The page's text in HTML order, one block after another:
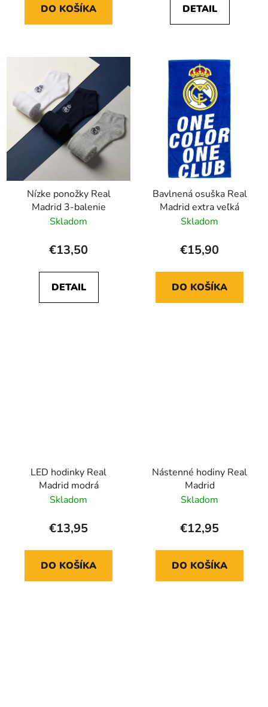
DO KOŠÍKA DETAIL
Nízke ponožky Real
Madrid 3-balenie
Skladom
€13,50
DETAIL
Bavlnená osuška Real
Madrid extra veľká
Skladom
€15,90
DO KOŠÍKA
LED hodinky Real
Madrid modrá
Skladom
€13,95
DO KOŠÍKA
Nástenné hodiny Real
Madrid
Skladom
€12,95
DO KOŠÍKA